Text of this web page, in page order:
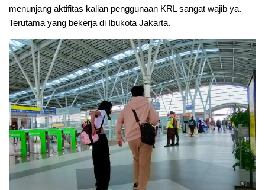
menunjang aktifitas kalian penggunaan KRL sangat wajib ya.
Terutama yang bekerja di Ibukota Jakarta.